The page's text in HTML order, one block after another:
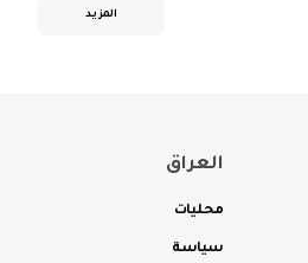
المزيد
العراق
محليات
سياسة